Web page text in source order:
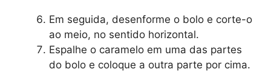
Em seguida, desenforme o bolo e corte-o
ao meio, no sentido horizontal.
Espalhe o caramelo em uma das partes
do bolo e coloque a outra parte por cima.